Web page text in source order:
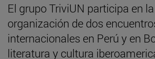
El grupo TriviUN participa en la
organización de dos
internacionales en Perú y en
literatura y cultura